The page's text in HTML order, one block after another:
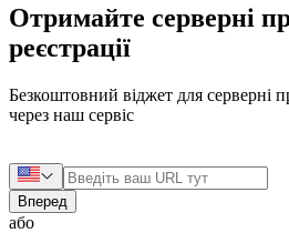
Отримайте серверні
реєстрації
Безкоштовний віджет для серверні
через наш сервіс
Вперед
або